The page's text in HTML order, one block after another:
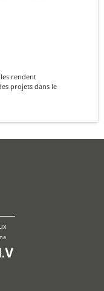
rendent
projets dans le